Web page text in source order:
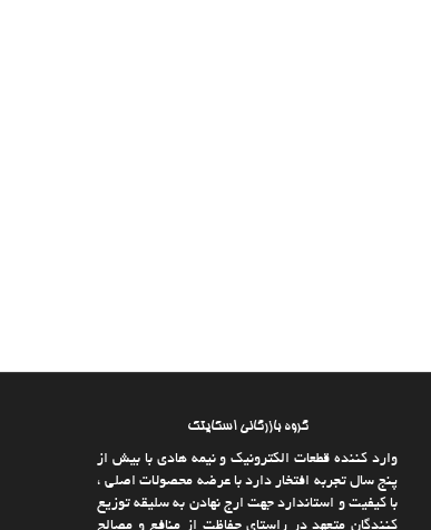
گروه بازرگانی اسکایتک
وارد كننده قطعات الکترونیک و نیمه هادی با بیش از
پنج سال تجربه افتخار دارد با عرضه محصولات اصلی ،
با كیفیت و استاندارد جهت ارج نهادن به سلیقه توزیع